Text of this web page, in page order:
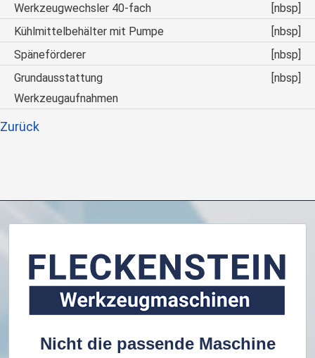
Werkzeugwechsler 40-fach
[nbsp]
Kühlmittelbehälter mit Pumpe
[nbsp]
Späneförderer
[nbsp]
Grundausstattung
Werkzeugaufnahmen
[nbsp]
Zurück
Nicht die passende Maschine